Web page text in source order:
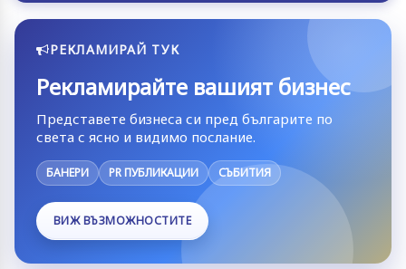
РЕКЛАМИРАЙ ТУК
Рекламирайте вашият бизнес
Представете бизнеса си пред българите по
света с ясно и видимо послание.
БАНЕРИ PR ПУБЛИКАЦИИ СЪБИТИЯ
ВИЖ ВЪЗМОЖНОСТИТЕ